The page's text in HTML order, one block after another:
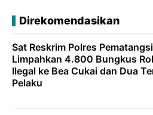
Direkomendasikan
Sat Reskrim Polres
Limpahkan 4.800 Bungkus
Ilegal ke Bea Cukai dan Dua
Pelaku